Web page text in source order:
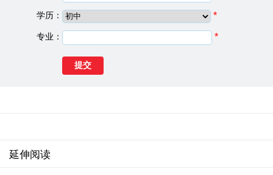
学校地址：
云南省昭通市凤霞路106号
云南省昭通市财贸学校是云南省人民政府于1987年正式批
准建立的七所中专学校之一，其前身是昭通专区财贸干部
学校(始建于1959年)，是昭通唯一的国有经济类中专学
专生1300余名，各种培训人员累计达42000余名。现有在
学历： *
专业： *
延伸阅读